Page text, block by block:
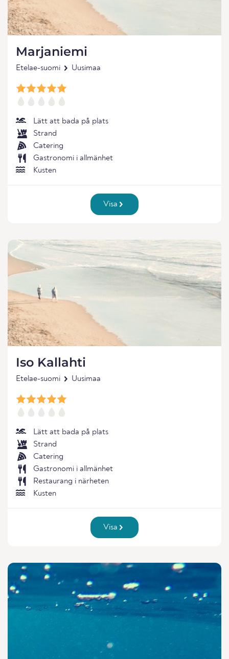
Marjaniemi
Etelae-suomi Uusimaa
Lätt att bada på plats
Strand
Catering
Gastronomi i allmänhet
Kusten
Visa
Iso Kallahti
Etelae-suomi Uusimaa
Lätt att bada på plats
Strand
Catering
Gastronomi i allmänhet
Restaurang i närheten
Kusten
Visa